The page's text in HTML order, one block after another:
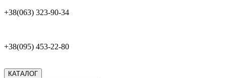
+38(063) 323-90-34
+38(095) 453-22-80
КАТАЛОГ